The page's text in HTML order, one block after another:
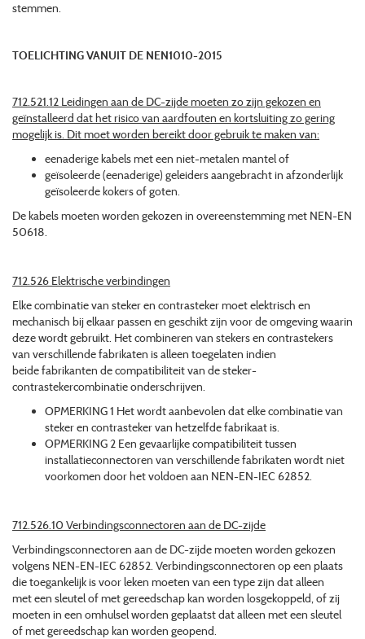
stemmen.
TOELICHTING VANUIT DE NEN1010-2015
712.521.12 Leidingen aan de DC-zijde moeten zo zijn gekozen en
geïnstalleerd dat het risico van aardfouten en kortsluiting zo gering
mogelijk is. Dit moet worden bereikt door gebruik te maken van:
eenaderige kabels met een niet-metalen mantel of
geïsoleerde (eenaderige) geleiders aangebracht in afzonderlijk
geïsoleerde kokers of goten.
De kabels moeten worden gekozen in overeenstemming met NEN-EN
50618.
712.526 Elektrische verbindingen
Elke combinatie van steker en contrasteker moet elektrisch en
mechanisch bij elkaar passen en geschikt zijn voor de omgeving waarin
deze wordt gebruikt. Het combineren van stekers en contrastekers
van verschillende fabrikaten is alleen toegelaten indien
beide fabrikanten de compatibiliteit van de steker-
contrastekercombinatie onderschrijven.
OPMERKING 1 Het wordt aanbevolen dat elke combinatie van
steker en contrasteker van hetzelfde fabrikaat is.
OPMERKING 2 Een gevaarlijke compatibiliteit tussen
installatieconnectoren van verschillende fabrikaten wordt niet
voorkomen door het voldoen aan NEN-EN-IEC 62852.
712.526.10 Verbindingsconnectoren aan de DC-zijde
Verbindingsconnectoren aan de DC-zijde moeten worden gekozen
volgens NEN-EN-IEC 62852. Verbindingsconnectoren op een plaats
die toegankelijk is voor leken moeten van een type zijn dat alleen
met een sleutel of met gereedschap kan worden losgekoppeld, of zij
moeten in een omhulsel worden geplaatst dat alleen met een sleutel
of met gereedschap kan worden geopend.